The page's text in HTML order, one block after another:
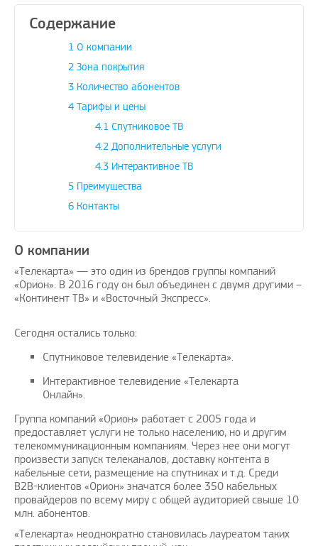
Содержание
1 О компании
2 Зона покрытия
3 Количество абонентов
4 Тарифы и цены
4.1 Спутниковое ТВ
4.2Дополнительные услуги
4.3Интерактивное ТВ
5 Преимущества
6 Контакты
О компании
«Телекарта» — это один из брендов группы компаний
«Орион». В 2016 году он был объединен с двумя другими –
«Континент ТВ» и «Восточный Экспресс».
Сегодня остались только:
Спутниковое телевидение «Телекарта».
Интерактивное телевидение «Телекарта
Онлайн».
Группа компаний «Орион» работает с 2005 года и
предоставляет услуги не только населению, но и другим
телекоммуникационным компаниям. Через нее они могут
произвести запуск телеканалов, доставку контента в
кабельные сети, размещение на спутниках и т.д. Среди
B2B-клиентов «Орион» значатся более 350 кабельных
провайдеров по всему миру с общей аудиторией свыше 10
млн. абонентов.
«Телекарта» неоднократно становилась лауреатом таких